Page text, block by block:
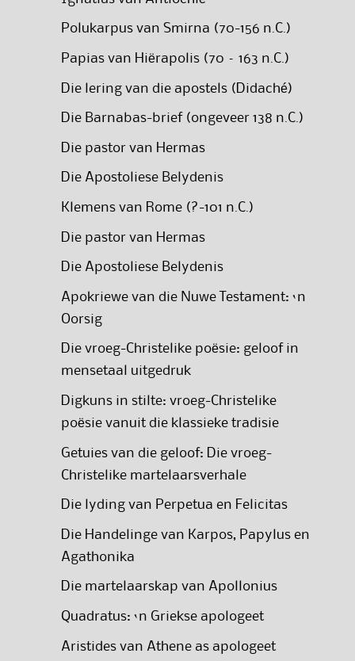
Polukarpus van Smirna (70-156 n.C.)
Papias van Hiërapolis (70 – 163 n.C.)
Die lering van die apostels (Didaché)
Die Barnabas-brief (ongeveer 138 n.C.)
Die pastor van Hermas
Die Apostoliese Belydenis
Klemens van Rome (?-101 n.C.)
Die pastor van Hermas
Die Apostoliese Belydenis
Apokriewe van die Nuwe Testament: ‘n
Oorsig
Die vroeg-Christelike poësie: geloof in
mensetaal uitgedruk
Digkuns in stilte: vroeg-Christelike
poësie vanuit die klassieke tradisie
Getuies van die geloof: Die vroeg-
Christelike martelaarsverhale
Die lyding van Perpetua en Felicitas
Die Handelinge van Karpos, Papylus en
Agathonika
Die martelaarskap van Apollonius
Quadratus: ‘n Griekse apologeet
Aristides van Athene as apologeet